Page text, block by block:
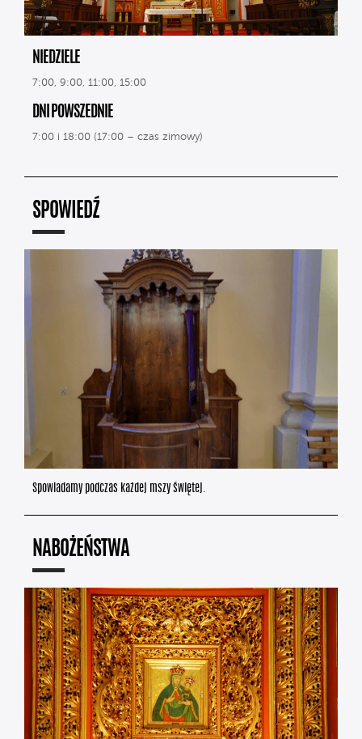
NIEDZIELE
7:00, 9:00, 11:00, 15:00
DNI POWSZEDNIE
7:00 i 18:00 (17:00 – czas zimowy)
SPOWIEDŹ
Spowiadamy podczas każdej mszy świętej.
NABOŻEŃSTWA